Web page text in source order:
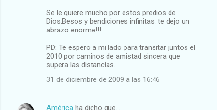
Se le quiere mucho por estos predios de
Dios.Besos y bendiciones infinitas, te dejo un
abrazo enorme!!!
PD: Te espero a mi lado para transitar juntos el
2010 por caminos de amistad sincera que
supera las distancias.
31 de diciembre de 2009 a las 16:46
América ha dicho que…